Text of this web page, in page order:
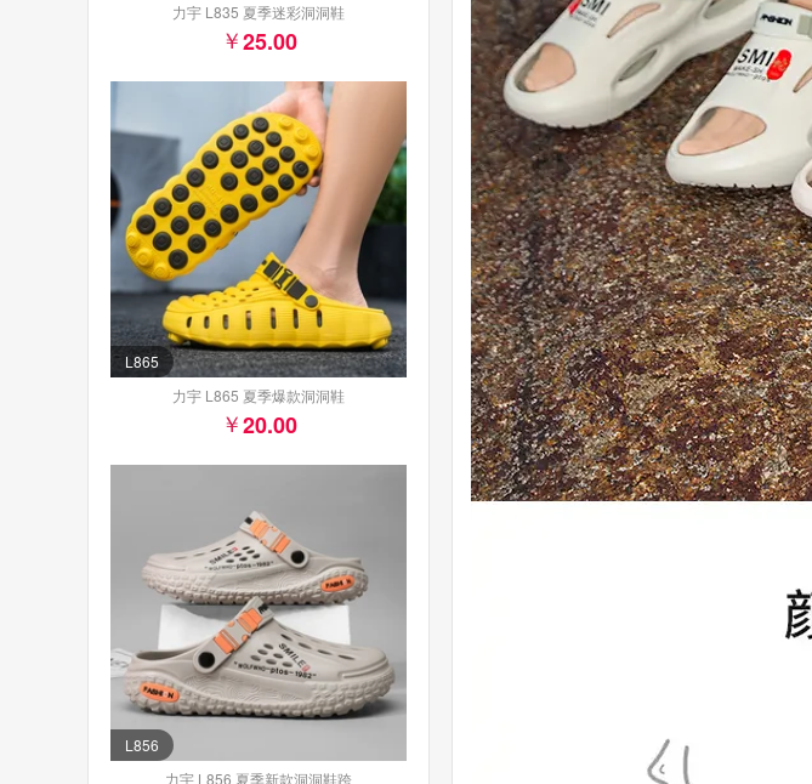
力宇 L835 夏季迷彩洞洞鞋
25.00
L865
力宇 L865 夏季爆款洞洞鞋
20.00
L856
力宇 L856 夏季新款洞洞鞋跨